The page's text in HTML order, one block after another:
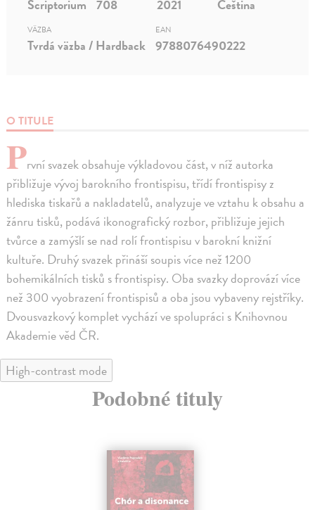
O TITULE
První svazek obsahuje výkladovou část, v níž autorka
přibližuje vývoj barokního frontispisu, třídí frontispisy z
hlediska tiskařů a nakladatelů, analyzuje ve vztahu k obsahu a
žánru tisků, podává ikonografický rozbor, přibližuje jejich
tvůrce a zamýšlí se nad rolí frontispisu v barokní knižní
kultuře. Druhý svazek přináší soupis více než 1200
bohemikálních tisků s frontispisy. Oba svazky doprovází více
než 300 vyobrazení frontispisů a oba jsou vybaveny rejstříky.
Dvousvazkový komplet vychází ve spolupráci s Knihovnou
Akademie věd ČR.
Scriptorium 708 2021 Čeština
VÄZBA
Tvrdá väzba / Hardback
EAN
9788076490222
High-contrast mode
Podobné tituly